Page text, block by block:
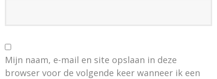
Mijn naam, e-mail en site opslaan in deze
browser voor de volgende keer wanneer ik een